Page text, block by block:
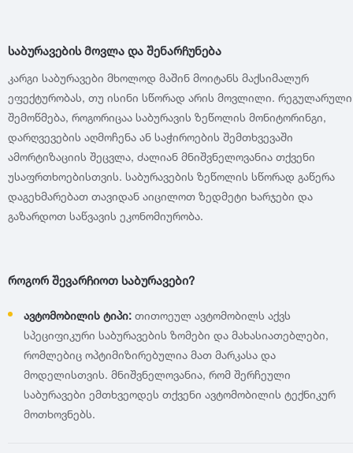
საბურავების მოვლა და შენარჩუნება
კარგი საბურავები მხოლოდ მაშინ მოიტანს მაქსიმალურ
ეფექტურობას, თუ ისინი სწორად არის მოვლილი. რეგულარული
შემოწმება, როგორიცაა საბურავის ზეწოლის მონიტორინგი,
დარღვევების აღმოჩენა ან საჭიროების შემთხვევაში
ამორტიზაციის შეცვლა, ძალიან მნიშვნელოვანია თქვენი
უსაფრთხოებისთვის. საბურავების ზეწოლის სწორად გაწერა
დაგეხმარებათ თავიდან აიცილოთ ზედმეტი ხარჯები და
გაზარდოთ საწვავის ეკონომიურობა.
როგორ შევარჩიოთ საბურავები?
ავტომობილის ტიპი: თითოეულ ავტომობილს აქვს
სპეციფიკური საბურავების ზომები და მახასიათებლები,
რომლებიც ოპტიმიზირებულია მათ მარკასა და
მოდელისთვის. მნიშვნელოვანია, რომ შერჩეული
საბურავები ემთხვეოდეს თქვენი ავტომობილის ტექნიკურ
მოთხოვნებს.